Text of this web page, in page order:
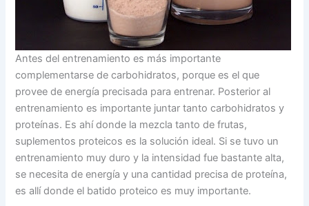
Antes del entrenamiento es más importante
complementarse de carbohidratos, porque es el que
provee de energía precisada para entrenar. Posterior al
entrenamiento es importante juntar tanto carbohidratos y
proteínas. Es ahí donde la mezcla tanto de frutas,
suplementos proteicos es la solución ideal. Si se tuvo un
entrenamiento muy duro y la intensidad fue bastante alta,
se necesita de energía y una cantidad precisa de proteína,
es allí donde el batido proteico es muy importante.